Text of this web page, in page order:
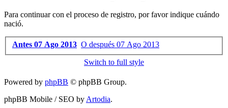
Para continuar con el proceso de registro, por favor indique cuándo
nació.
Antes 07 Ago 2013 O después 07 Ago 2013
Switch to full style
Powered by phpBB © phpBB Group.
phpBB Mobile / SEO by Artodia.